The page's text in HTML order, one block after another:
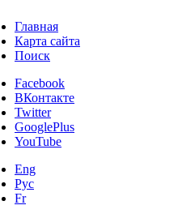
Главная
Карта сайта
Поиск
Facebook
ВКонтакте
Twitter
GooglePlus
YouTube
Eng
Рус
Fr